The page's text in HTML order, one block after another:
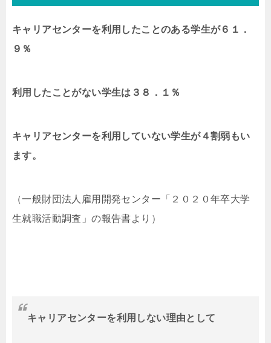
キャリアセンターを利用したことのある学生が６１．
９％
利用したことがない学生は３８．１％
キャリアセンターを利用していない学生が４割弱もい
ます。
（一般財団法人雇用開発センター「２０２０年卒大学
生就職活動調査」の報告書より）
キャリアセンターを利用しない理由として